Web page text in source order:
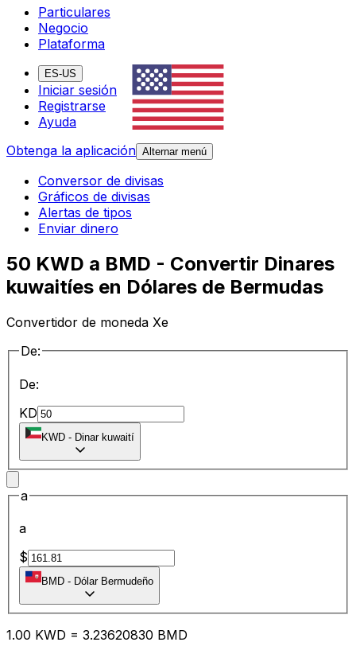
Particulares
Negocio
Plataforma
ES-US
Iniciar sesión
Registrarse
Ayuda
Obtenga la aplicación Alternar menú
Conversor de divisas
Gráficos de divisas
Alertas de tipos
Enviar dinero
50 KWD a BMD - Convertir Dinares
kuwaitíes en Dólares de Bermudas
Convertidor de moneda Xe
De:
De:
KD
KWD - Dinar kuwaití
a
a
$
BMD - Dólar Bermudeño
1.00 KWD = 3.23620830 BMD